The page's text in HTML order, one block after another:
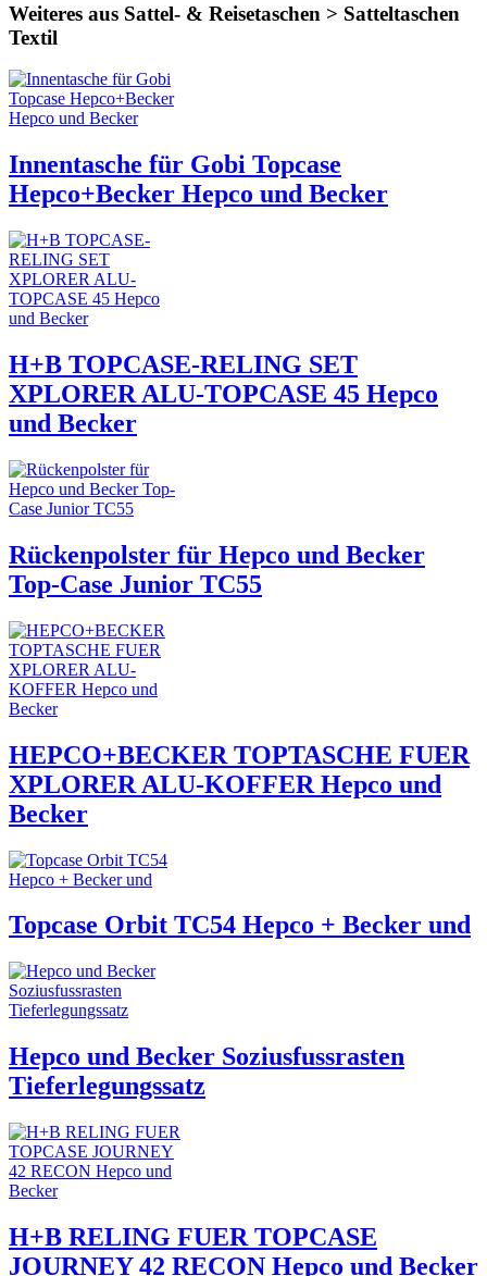
Weiteres aus Sattel- & Reisetaschen > Satteltaschen
Textil
Innentasche für Gobi Topcase
Hepco+Becker Hepco und Becker
H+B TOPCASE-RELING SET
XPLORER ALU-TOPCASE 45 Hepco
und Becker
Rückenpolster für Hepco und Becker
Top-Case Junior TC55
HEPCO+BECKER TOPTASCHE FUER
XPLORER ALU-KOFFER Hepco und
Becker
Topcase Orbit TC54 Hepco + Becker und
Hepco und Becker Soziusfussrasten
Tieferlegungssatz
H+B RELING FUER TOPCASE
JOURNEY 42 RECON Hepco und Becker